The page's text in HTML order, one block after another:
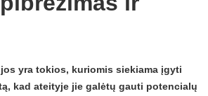
yra tokios, kuriomis siekiama įgyti
kad ateityje jie galėtų gauti potencialų